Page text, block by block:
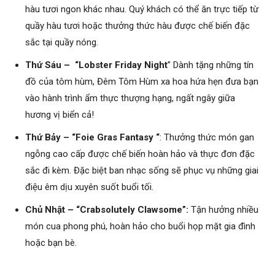
hàu tươi ngon khác nhau. Quý khách có thể ăn trực tiếp từ
quầy hàu tươi hoặc thưởng thức hàu được chế biến đặc
sắc tại quầy nóng.
Thứ Sáu – “Lobster Friday Night” Dành tặng những tín
đồ của tôm hùm, Đêm Tôm Hùm xa hoa hứa hẹn đưa bạn
vào hành trình ẩm thực thượng hạng, ngất ngây giữa
hương vị biển cả!
Thứ Bảy – “Foie Gras Fantasy “: Thưởng thức món gan
ngỗng cao cấp được chế biến hoàn hảo và thực đơn đặc
sắc đi kèm. Đặc biệt ban nhạc sống sẽ phục vụ những giai
điệu êm dịu xuyên suốt buổi tối.
Chủ Nhật – “Crabsolutely Clawsome”: Tận hưởng nhiều
món cua phong phú, hoàn hảo cho buổi họp mặt gia đình
hoặc bạn bè.